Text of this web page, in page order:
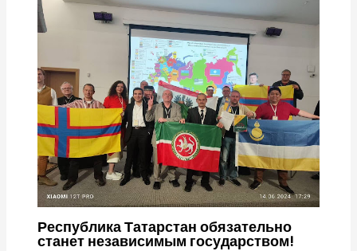
Республика Татарстан обязательно
станет независимым государством!